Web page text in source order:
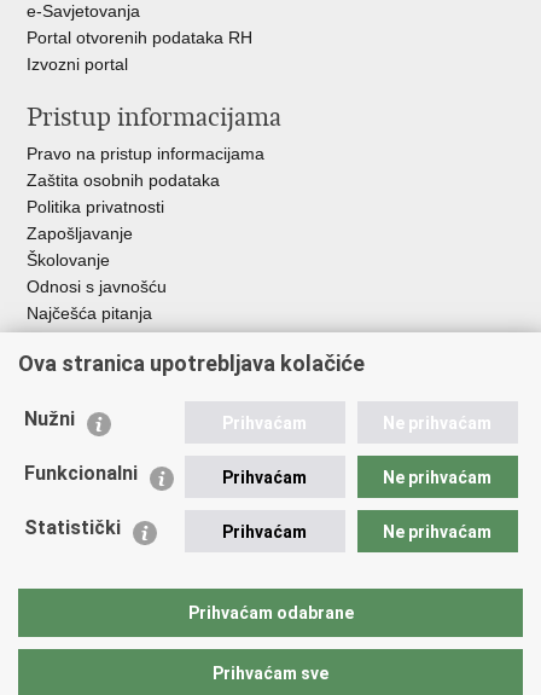
e-Savjetovanja
Portal otvorenih podataka RH
Izvozni portal
Pristup informacijama
Pravo na pristup informacijama
Zaštita osobnih podataka
Politika privatnosti
Zapošljavanje
Školovanje
Odnosi s javnošću
Najčešća pitanja
Važne poveznice
EMN Nacionalna kontaktna točka za Republiku Hrvatsku
Policijska akademija
Zaklada policijske solidarnosti
Sindikati
Ova stranica upotrebljava kolačiće
Nužni Prihvaćam Ne prihvaćam
Funkcionalni Prihvaćam Ne prihvaćam
Statistički Prihvaćam Ne prihvaćam
Prihvaćam odabrane
Prihvaćam sve